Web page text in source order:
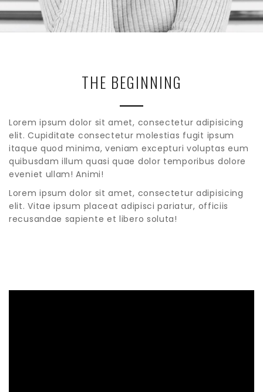
THE BEGINNING
Lorem ipsum dolor sit amet, consectetur adipisicing
elit. Cupiditate consectetur molestias fugit ipsum
itaque quod minima, veniam excepturi voluptas eum
quibusdam illum quasi quae dolor temporibus dolore
eveniet ullam! Animi!
Lorem ipsum dolor sit amet, consectetur adipisicing
elit. Vitae ipsum placeat adipisci pariatur, officiis
recusandae sapiente et libero soluta!